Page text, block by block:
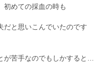
初めての採血の時も
だと思いこんでいたのです
が苦手なのでもしかすると…